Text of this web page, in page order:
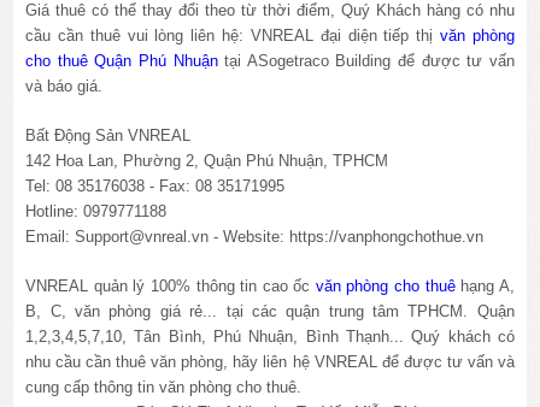
Giá thuê có thể thay đổi theo từ thời điểm, Quý Khách hàng có nhu
cầu cần thuê vui lòng liên hệ: VNREAL đại diện tiếp thị văn phòng
cho thuê Quận Phú Nhuậntại ASogetraco Building để được tư vấn
và báo giá.
Bất Động Sản VNREAL
142 Hoa Lan, Phường 2, Quận Phú Nhuận, TPHCM
Tel: 08 35176038 - Fax: 08 35171995
Hotline: 0979771188
Email: Support@vnreal.vn - Website: https://vanphongchothue.vn
VNREAL quản lý 100% thông tin cao ốc văn phòng cho thuêhạng A,
B, C, văn phòng giá rẻ... tại các quận trung tâm TPHCM. Quận
1,2,3,4,5,7,10, Tân Bình, Phú Nhuận, Bình Thạnh... Quý khách có
nhu cầu cần thuê văn phòng, hãy liên hệ VNREAL để được tư vấn và
cung cấp thông tin văn phòng cho thuê.